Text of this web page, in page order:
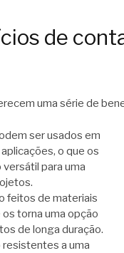
de
uma série de
ser usados em
o que os
para uma
feitos de materiais
torna uma opção
de longa duração.
resistentes a uma